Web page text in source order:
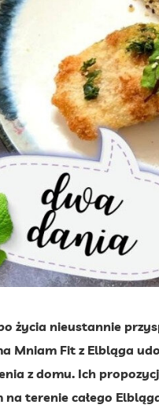
życia nieustannie
Mniam Fit z Elbląga
z domu. Ich
na terenie całego